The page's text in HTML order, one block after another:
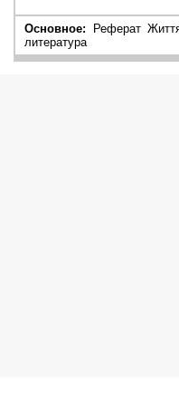
Основное: Реферат
литература